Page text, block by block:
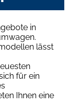
in
lässt
für ein
Ihnen eine